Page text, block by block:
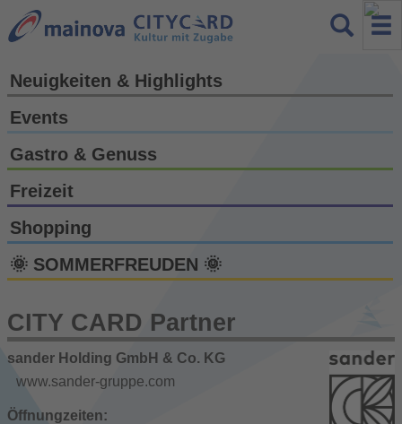
Neuigkeiten & Highlights
Events
Gastro & Genuss
Freizeit
Shopping
🌞 SOMMERFREUDEN 🌞
CITY CARD Partner
sander Holding GmbH & Co. KG
www.sander-gruppe.com
Öffnungzeiten: